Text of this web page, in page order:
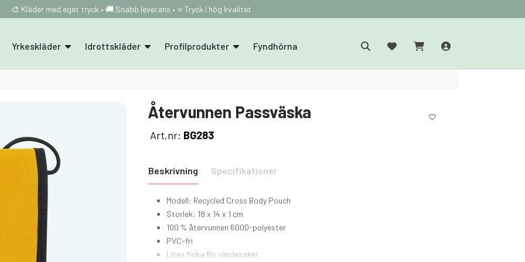
🎨 Kläder med eget tryck • 🚚 Snabb leverans • ⭐ Tryck i hög kvalitet
Yrkeskläder Idrottskläder Profilprodukter Fyndhörna
Återvunnen Passväska
Art.nr: BG283
Beskrivning Specifikationer
Modell: Recycled Cross Body Pouch
Storlek: 18 x 14 x 1 cm
100 % återvunnen 600D-polyester
PVC-fri
Liten ficka för värdesaker